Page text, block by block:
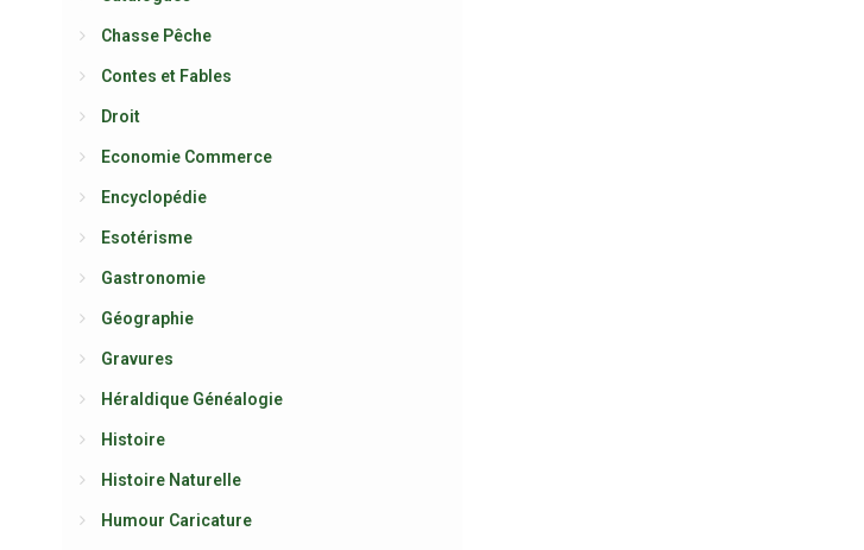
Chasse Pêche
Contes et Fables
Droit
Economie Commerce
Encyclopédie
Esotérisme
Gastronomie
Géographie
Gravures
Héraldique Généalogie
Histoire
Histoire Naturelle
Humour Caricature